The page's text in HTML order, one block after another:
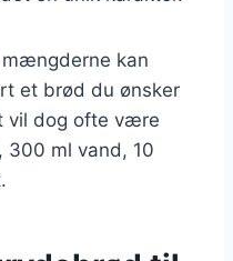
kan
et brød du ønsker
vil dog ofte være
300 ml vand, 10